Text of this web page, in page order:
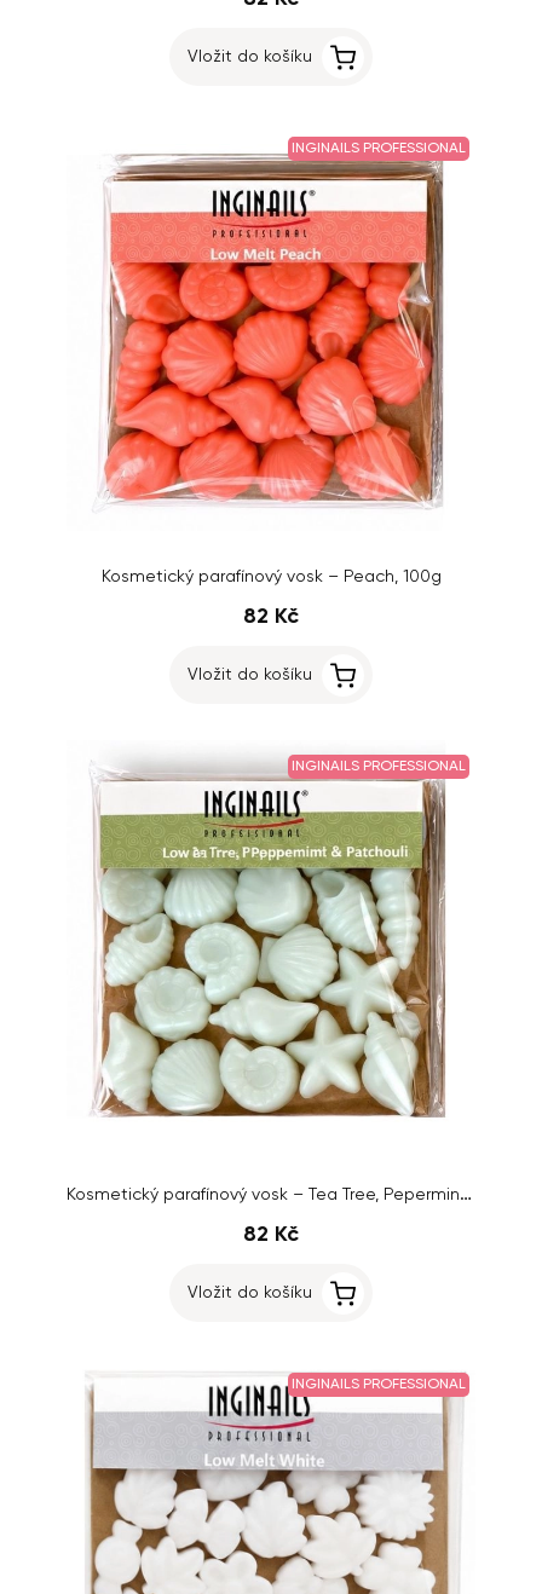
Vložit do košíku
INGINAILS PROFESSIONAL
Kosmetický parafínový vosk – Peach, 100g
82 Kč
Vložit do košíku
INGINAILS PROFESSIONAL
Kosmetický parafínový vosk – Tea Tree, Pepermint & Patchouli, 100g
82 Kč
Vložit do košíku
INGINAILS PROFESSIONAL